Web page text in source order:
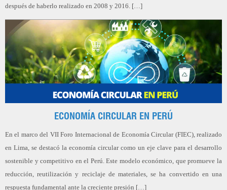
después de haberlo realizado en 2008 y 2016. […]
ECONOMÍA CIRCULAR EN PERÚ
En el marco del VII Foro Internacional de Economía Circular (FIEC), realizado
en Lima, se destacó la economía circular como un eje clave para el desarrollo
sostenible y competitivo en el Perú. Este modelo económico, que promueve la
reducción, reutilización y reciclaje de materiales, se ha convertido en una
respuesta fundamental ante la creciente presión […]